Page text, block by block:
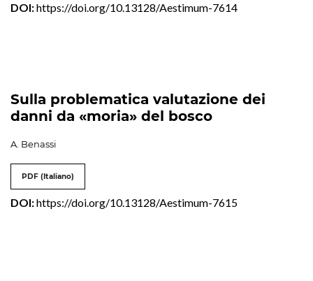
DOI:https://doi.org/10.13128/Aestimum-7614
Sulla problematica valutazione dei
danni da «moria» del bosco
A. Benassi
PDF (Italiano)
DOI:https://doi.org/10.13128/Aestimum-7615